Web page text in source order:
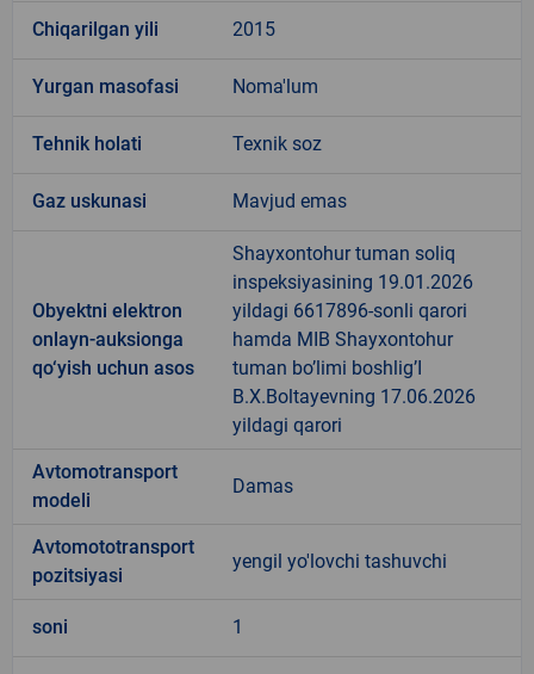
Chiqarilgan yili 2015
Yurgan masofasi Noma'lum
Tehnik holati Texnik soz
Gaz uskunasi Mavjud emas
Obyektni elektron
onlayn-auksionga
qo‘yish uchun asos
Shayxontohur tuman soliq
inspeksiyasining 19.01.2026
yildagi 6617896-sonli qarori
hamda MIB Shayxontohur
tuman bo’limi boshlig’I
B.X.Boltayevning 17.06.2026
yildagi qarori
Avtomotransport
modeli
Damas
Avtomototransport
pozitsiyasi
yengil yo'lovchi tashuvchi
soni 1